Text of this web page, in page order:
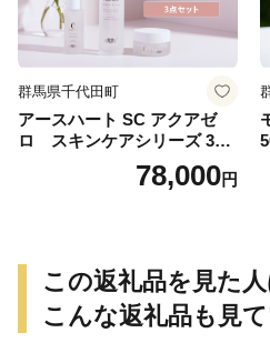
群馬県千代田町
アースハート SC アクアゼ
ロ スキンケアシリーズ 3点
78,000円
この返礼品を見た
こんな返礼品も見